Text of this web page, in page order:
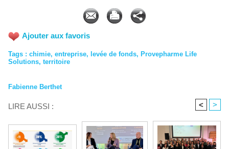
Ajouter aux favoris
Tags : chimie, entreprise, levée de fonds, Provepharme Life
Solutions, territoire
Fabienne Berthet
LIRE AUSSI : < >